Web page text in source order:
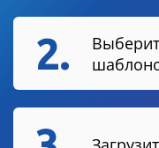
2.